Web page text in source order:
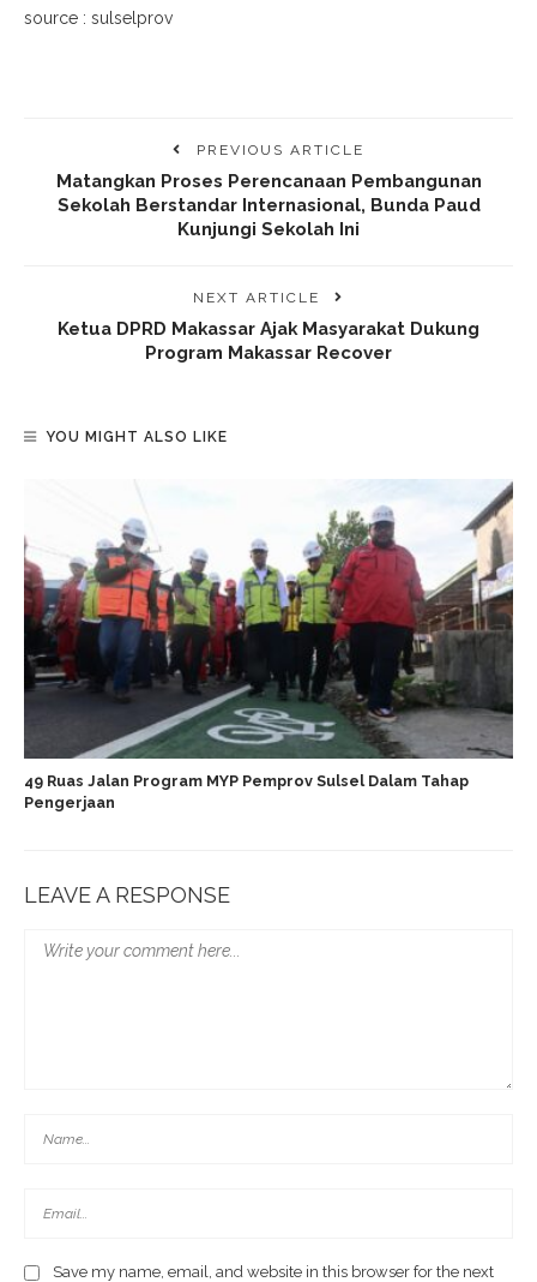
source : sulselprov
PREVIOUS ARTICLE
Matangkan Proses Perencanaan Pembangunan
Sekolah Berstandar Internasional, Bunda Paud
Kunjungi Sekolah Ini
NEXT ARTICLE
Ketua DPRD Makassar Ajak Masyarakat Dukung
Program Makassar Recover
YOU MIGHT ALSO LIKE
49 Ruas Jalan Program MYP Pemprov Sulsel Dalam Tahap
Pengerjaan
LEAVE A RESPONSE
Save my name, email, and website in this browser for the next